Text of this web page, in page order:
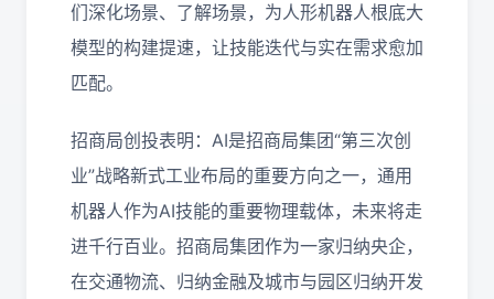
们深化场景、了解场景，为人形机器人根底大
模型的构建提速，让技能迭代与实在需求愈加
匹配。
招商局创投表明： AI是招商局集团“第三次创
业”战略新式工业布局的重要方向之一，通用
机器人作为AI技能的重要物理载体，未来将走
进千行百业。招商局集团作为一家归纳央企，
在交通物流、归纳金融及城市与园区归纳开发